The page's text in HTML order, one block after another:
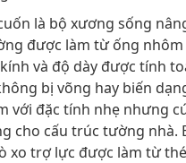
là bộ xương sống
được làm từ ống
và độ dày được tính
bị võng hay biến
với đặc tính nhẹ nhưng
cho cấu trúc tường nhà.
xo trợ lực được làm từ